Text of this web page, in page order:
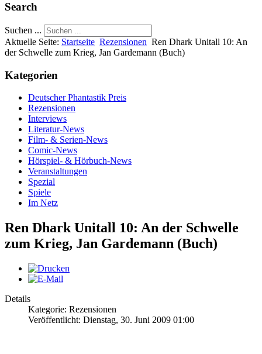
Search
Suchen ...
Aktuelle Seite: Startseite Rezensionen Ren Dhark Unitall 10: An
der Schwelle zum Krieg, Jan Gardemann (Buch)
Kategorien
Deutscher Phantastik Preis
Rezensionen
Interviews
Literatur-News
Film- & Serien-News
Comic-News
Hörspiel- & Hörbuch-News
Veranstaltungen
Spezial
Spiele
Im Netz
Ren Dhark Unitall 10: An der Schwelle
zum Krieg, Jan Gardemann (Buch)
Details
Kategorie: Rezensionen
Veröffentlicht: Dienstag, 30. Juni 2009 01:00